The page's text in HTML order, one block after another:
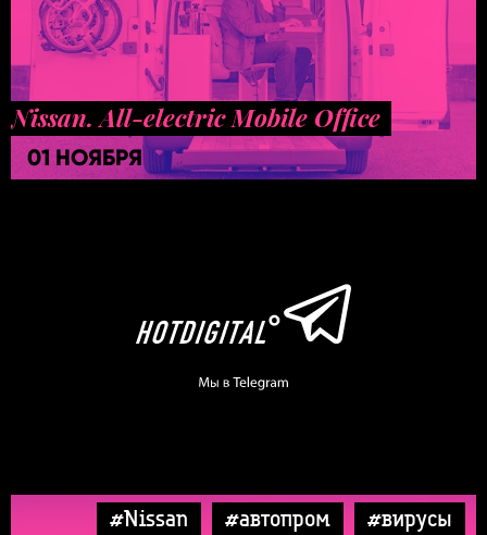
Nissan. All-electric Mobile Office
01 НОЯБРЯ
#Nissan #автопром
#вирусы